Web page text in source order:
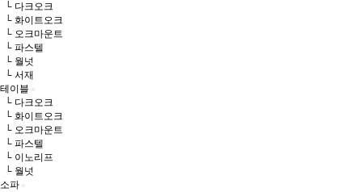
└ 다크오크
└ 화이트오크
└ 오크마운트
└ 파스텔
└ 월넛
└ 서재
테이블
└ 다크오크
└ 화이트오크
└ 오크마운트
└ 파스텔
└ 이노리프
└ 월넛
소파